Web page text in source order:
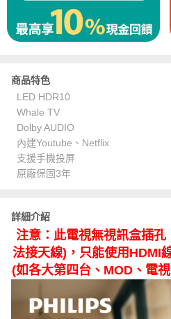
商品特色
LED HDR10
Whale TV
Dolby AUDIO
內建Youtube、Netflix
支援手機投屏
原廠保固3年
詳細介紹
注意：此電視無視訊盒插
法接天線)，只能使用HDMI
(如各大第四台、MOD、電